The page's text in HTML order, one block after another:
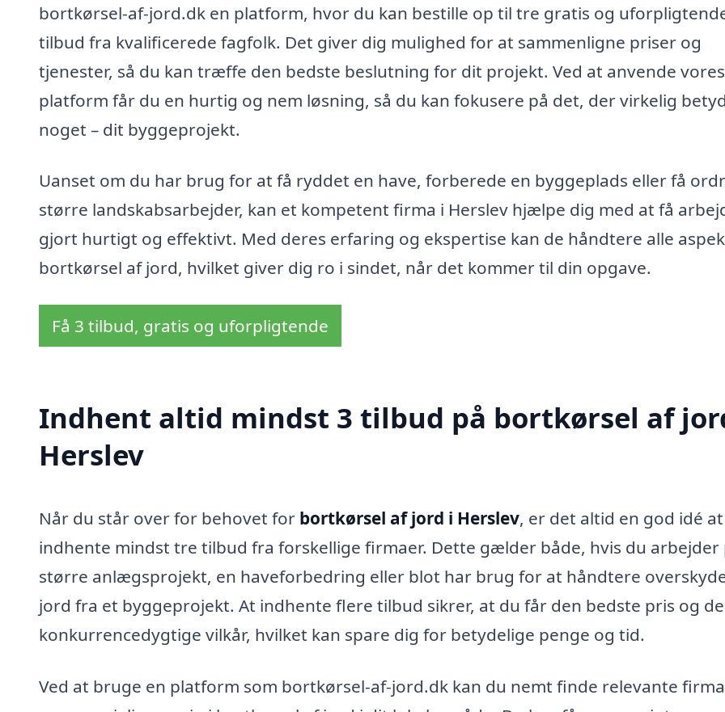
bortkørsel-af-jord.dk en platform, hvor du kan bestille op til tre gratis og
tilbud fra kvalificerede fagfolk. Det giver dig mulighed for at sammenligne priser og
tjenester, så du kan træffe den bedste beslutning for dit projekt. Ved at anvende vores
platform får du en hurtig og nem løsning, så du kan fokusere på det, der virkelig
noget – dit byggeprojekt.
Uanset om du har brug for at få ryddet en have, forberede en byggeplads eller få
større landskabsarbejder, kan et kompetent firma i Herslev hjælpe dig med at få
gjort hurtigt og effektivt. Med deres erfaring og ekspertise kan de håndtere alle
bortkørsel af jord, hvilket giver dig ro i sindet, når det kommer til din opgave.
Få 3 tilbud, gratis og uforpligtende
Indhent altid mindst 3 tilbud på bortkørsel af
Herslev
Når du står over for behovet for bortkørsel af jord i Herslev, er det altid en god idé at
indhente mindst tre tilbud fra forskellige firmaer. Dette gælder både, hvis du arbejder
større anlægsprojekt, en haveforbedring eller blot har brug for at håndtere
jord fra et byggeprojekt. At indhente flere tilbud sikrer, at du får den bedste pris og
konkurrencedygtige vilkår, hvilket kan spare dig for betydelige penge og tid.
Ved at bruge en platform som bortkørsel-af-jord.dk kan du nemt finde relevante